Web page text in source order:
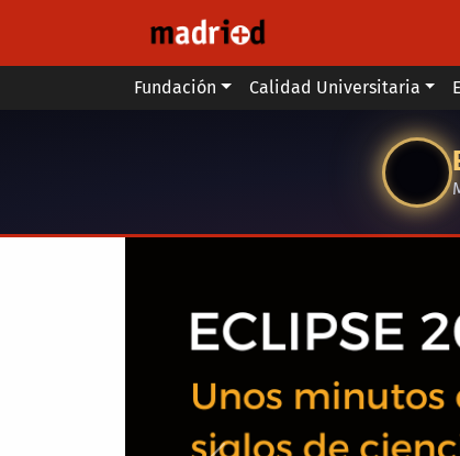
Main menu
Fundación Calidad Universitaria